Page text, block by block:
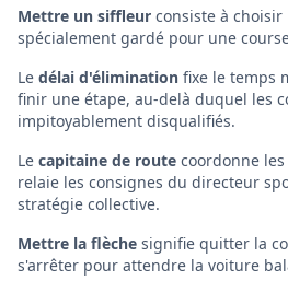
Mettre un siffleur consiste à
spécialement gardé pour une
Le délai d'élimination fixe le temps
finir une étape, au-delà duquel les
impitoyablement disqualifiés.
Le capitaine de route coordonne
relaie les consignes du directeur
stratégie collective.
Mettre la flèche signifie quitter la
s'arrêter pour attendre la voiture